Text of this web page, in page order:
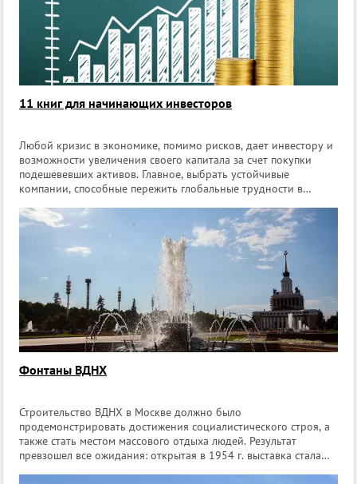
11 книг для начинающих инвесторов
Любой кризис в экономике, помимо рисков, дает инвестору и
возможности увеличения своего капитала за счет покупки
подешевевших активов. Главное, выбрать устойчивые
компании, способные пережить глобальные трудности в
рынок мы подобрали 11 книг,
Фонтаны ВДНХ
Строительство ВДНХ в Москве должно было
продемонстрировать достижения социалистического строя, а
также стать местом массового отдыха людей. Результат
превзошел все ожидания: открытая в 1954 г. выставка стала